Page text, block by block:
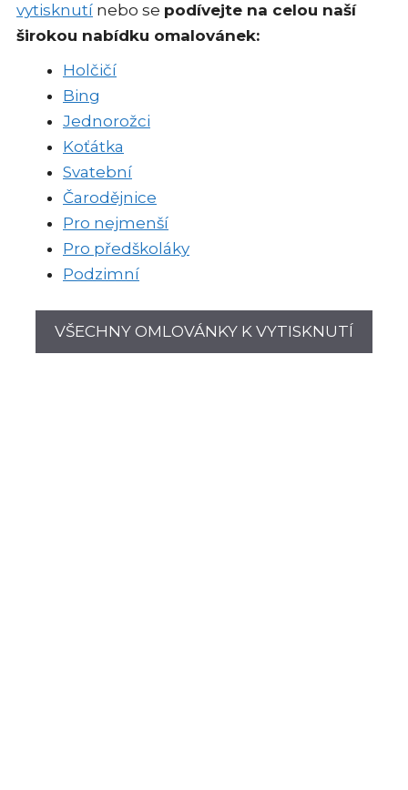
vytisknutí nebo se podívejte na celou naší
širokou nabídku omalovánek:
Holčičí
Bing
Jednorožci
Koťátka
Svatební
Čarodějnice
Pro nejmenší
Pro předškoláky
Podzimní
VŠECHNY OMLOVÁNKY K VYTISKNUTÍ